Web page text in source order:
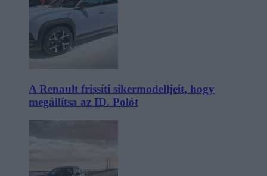
A Renault frissíti sikermodelljeit, hogy
megállítsa az ID. Polót